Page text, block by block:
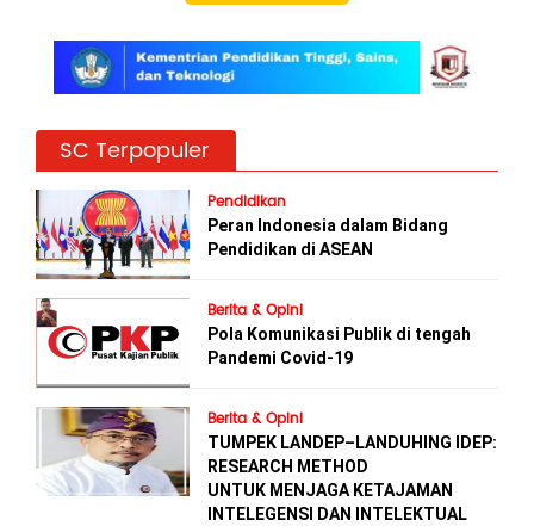
SC Terpopuler
Pendidikan
Peran Indonesia dalam Bidang
Pendidikan di ASEAN
Berita & Opini
Pola Komunikasi Publik di tengah
Pandemi Covid-19
Berita & Opini
TUMPEK LANDEP–LANDUHING IDEP:
RESEARCH METHOD
UNTUK MENJAGA KETAJAMAN
INTELEGENSI DAN INTELEKTUAL